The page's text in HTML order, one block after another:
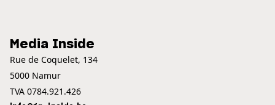
Media Inside
Rue de Coquelet, 134
5000 Namur
TVA 0784.921.426